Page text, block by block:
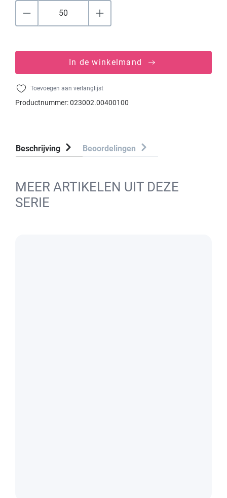
In de winkelmand
Toevoegen aan verlanglijst
Productnummer:023002.00400100
Beschrijving Beoordelingen
MEER ARTIKELEN UIT DEZE
SERIE